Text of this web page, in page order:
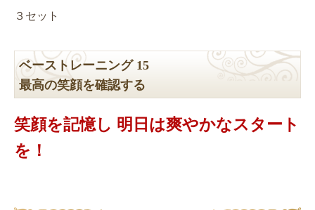
３セット
ベーストレーニング 15
最高の笑顔を確認する
笑顔を記憶し 明日は爽やかなスタート
を！